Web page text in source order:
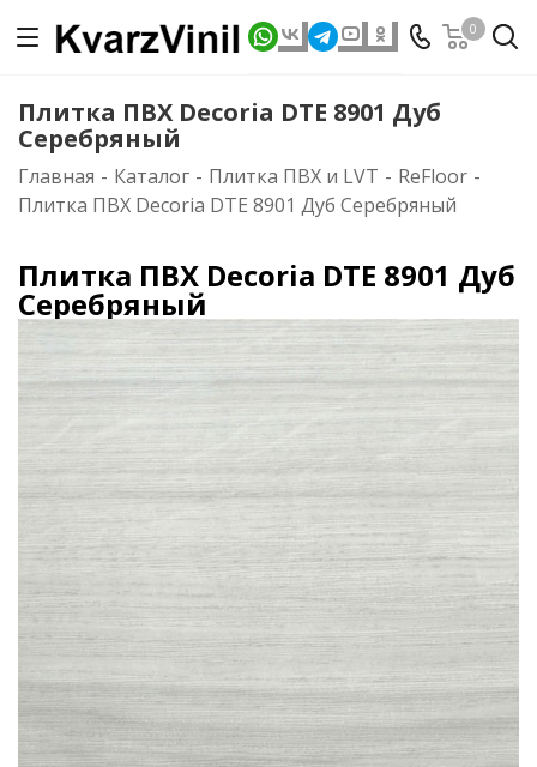
0
Плитка ПВХ Decoria DTE 8901 Дуб
Серебряный
Главная - Каталог - Плитка ПВХ и LVT - ReFloor -
Плитка ПВХ Decoria DTE 8901 Дуб Серебряный
Плитка ПВХ Decoria DTE 8901 Дуб
Серебряный